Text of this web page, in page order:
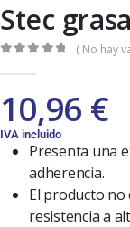
Stec
( No hay
10,96 €
IVA incluido
Presenta una
adherencia.
El producto
resistencia a